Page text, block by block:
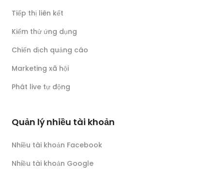
Tiếp thị liên kết
Kiểm thử ứng dụng
Chiến dịch quảng cáo
Marketing xã hội
Phát live tự động
Quản lý nhiều tài khoản
Nhiều tài khoản Facebook
Nhiều tài khoản Google